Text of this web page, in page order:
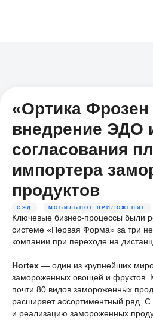
«Ортика
внедрение ЭДО
согласования
импортера
продуктов
СЭД МОБИЛЬНОЕ ПРИЛОЖЕНИЕ
Ключевые бизнес-процессы были
системе «Первая Форма» за три
компании при переходе на
Hortex — один из крупнейших
замороженных овощей и фруктов.
почти 80 видов замороженных
расширяет ассортиментный ряд. С
и реализацию замороженных